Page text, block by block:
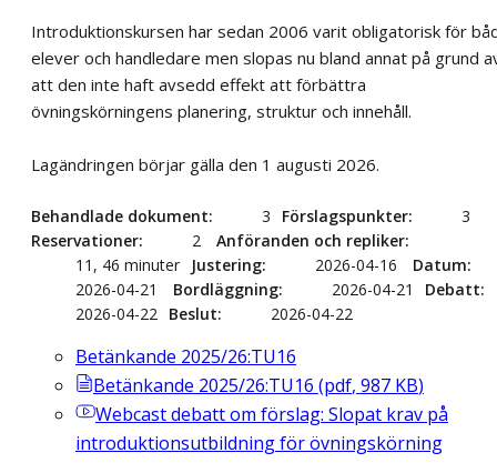
Introduktionskursen har sedan 2006 varit obligatorisk för
elever och handledare men slopas nu bland annat på grund
att den inte haft avsedd effekt att förbättra
övningskörningens planering, struktur och innehåll.
Lagändringen börjar gälla den 1 augusti 2026.
Behandlade dokument 3 Förslagspunkter
3
Reservationer
2
Anföranden och repliker
11, 46 minuter
Justering 2026-04-16
Datum
2026-04-21
Bordläggning 2026-04-21
Debatt
2026-04-22
Beslut 2026-04-22
Betänkande 2025/26:TU16
Betänkande 2025/26:TU16 (pdf, 987 KB)
Webcastdebatt om förslag: Slopat krav på
introduktionsutbildning för övningskörning